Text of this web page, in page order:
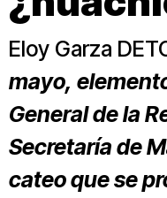
Eloy Garza
mayo,
General de la
Secretaría de
cateo que se